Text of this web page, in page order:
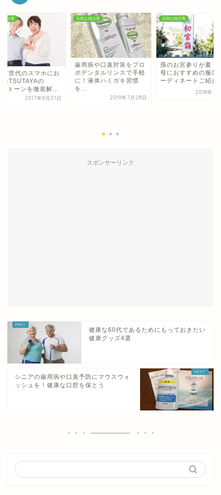
祖父母
ア世代のスマホにお
めTSUTAYAの
トーンを徹底解...
2017年8月21日
元気な祖父母
歯周病や口臭対策をプロ
ポデンタルリンスで手軽
に！液体ハミガキ習慣
を...
2019年7月28日
元気な祖父母
孫のお宮参りが夏！
母におすすめの服装
ーディネートご紹介
2018年7
スポンサーリンク
健康な60代であるためにもっておきたい
健康グッズ4選
シニアの歯周病や口臭予防にマウスウォ
ッシュを！健康な口腔を保とう